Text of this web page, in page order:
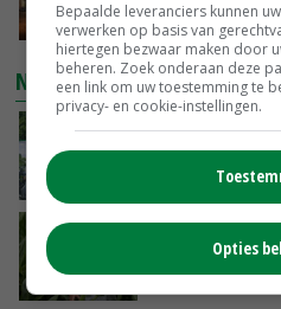
VANDAAG, 14:35
NIEUWSTE VIDEO'S
Oekraïne-
de ambassade
VANDAAG, 12:00
Limburgse
Bepaalde leveranciers kunnen
verwerken op basis van
hiertegen bezwaar maken door
beheren. Zoek onderaan deze
een link om uw toestemming te
privacy- en cookie-instellingen.
Opties